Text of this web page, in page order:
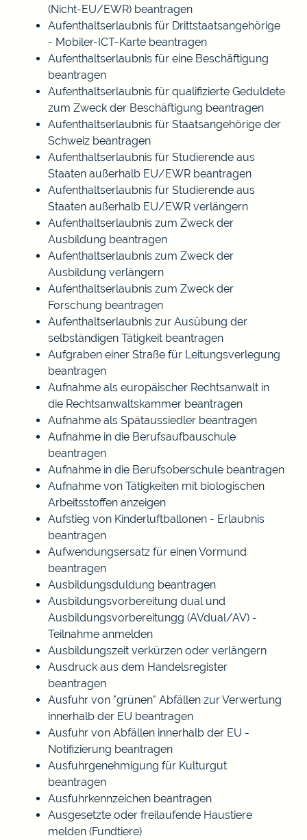
(Nicht-EU/EWR) beantragen
Aufenthaltserlaubnis für Drittstaatsangehörige
- Mobiler-ICT-Karte beantragen
Aufenthaltserlaubnis für eine Beschäftigung
beantragen
Aufenthaltserlaubnis für qualifizierte Geduldete
zum Zweck der Beschäftigung beantragen
Aufenthaltserlaubnis für Staatsangehörige der
Schweiz beantragen
Aufenthaltserlaubnis für Studierende aus
Staaten außerhalb EU/EWR beantragen
Aufenthaltserlaubnis für Studierende aus
Staaten außerhalb EU/EWR verlängern
Aufenthaltserlaubnis zum Zweck der
Ausbildung beantragen
Aufenthaltserlaubnis zum Zweck der
Ausbildung verlängern
Aufenthaltserlaubnis zum Zweck der
Forschung beantragen
Aufenthaltserlaubnis zur Ausübung der
selbständigen Tätigkeit beantragen
Aufgraben einer Straße für Leitungsverlegung
beantragen
Aufnahme als europäischer Rechtsanwalt in
die Rechtsanwaltskammer beantragen
Aufnahme als Spätaussiedler beantragen
Aufnahme in die Berufsaufbauschule
beantragen
Aufnahme in die Berufsoberschule beantragen
Aufnahme von Tätigkeiten mit biologischen
Arbeitsstoffen anzeigen
Aufstieg von Kinderluftballonen - Erlaubnis
beantragen
Aufwendungsersatz für einen Vormund
beantragen
Ausbildungsduldung beantragen
Ausbildungsvorbereitung dual und
Ausbildungsvorbereitungg (AVdual/AV) -
Teilnahme anmelden
Ausbildungszeit verkürzen oder verlängern
Ausdruck aus dem Handelsregister
beantragen
Ausfuhr von "grünen" Abfällen zur Verwertung
innerhalb der EU beantragen
Ausfuhr von Abfällen innerhalb der EU -
Notifizierung beantragen
Ausfuhrgenehmigung für Kulturgut
beantragen
Ausfuhrkennzeichen beantragen
Ausgesetzte oder freilaufende Haustiere
melden (Fundtiere)